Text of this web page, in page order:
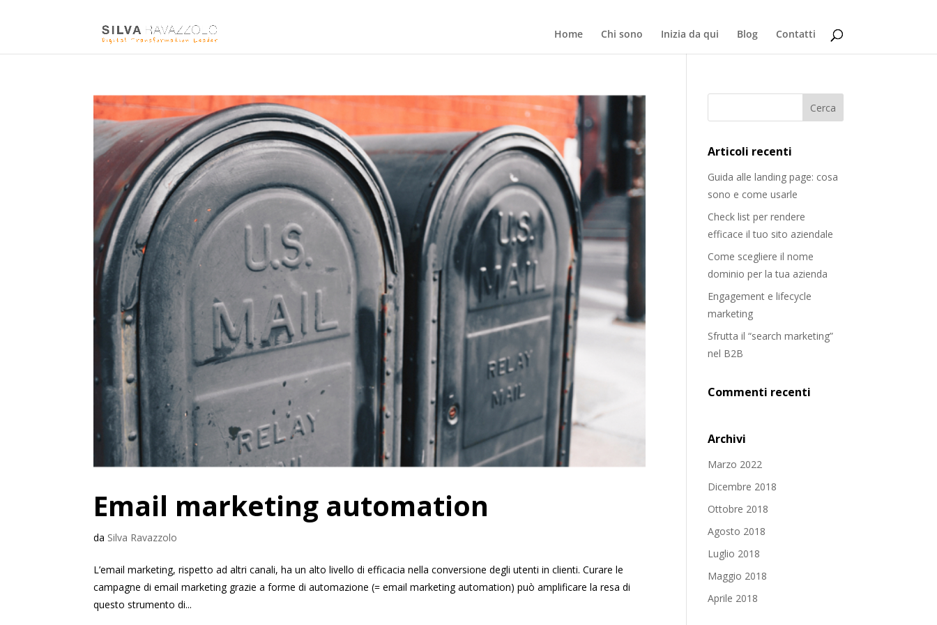
Home Chi sono Inizia da qui Blog Contatti
Email marketing automation
da Silva Ravazzolo
L’email marketing, rispetto ad altri canali, ha un alto livello di efficacia nella conversione degli utenti in clienti. Curare le
campagne di email marketing grazie a forme di automazione (= email marketing automation) può amplificare la resa di
questo strumento di...
Articoli recenti
Guida alle landing page: cosa
sono e come usarle
Check list per rendere
efficace il tuo sito aziendale
Come scegliere il nome
dominio per la tua azienda
Engagement e lifecycle
marketing
Sfrutta il “search marketing”
nel B2B
Commenti recenti
Archivi
Marzo 2022
Dicembre 2018
Ottobre 2018
Agosto 2018
Luglio 2018
Maggio 2018
Aprile 2018